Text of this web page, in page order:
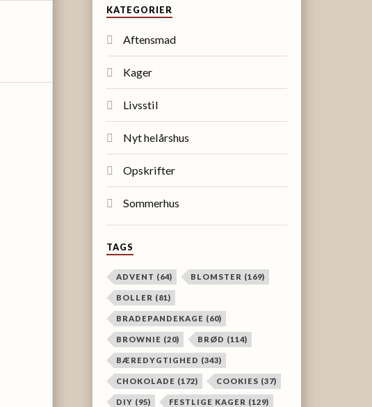
KATEGORIER
Aftensmad
Kager
Livsstil
Nyt helårshus
Opskrifter
Sommerhus
TAGS
ADVENT (64) BLOMSTER (169)
BOLLER (81)
BRADEPANDEKAGE (60)
BROWNIE (20) BRØD (114)
BÆREDYGTIGHED (343)
CHOKOLADE (172) COOKIES (37)
DIY (95) FESTLIGE KAGER (129)